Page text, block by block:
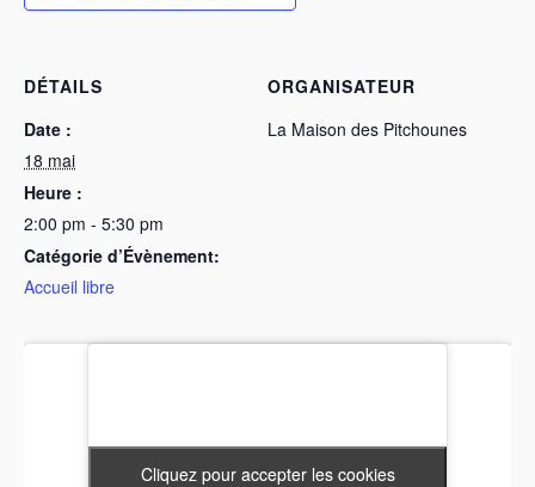
DÉTAILS
Date :
18 mai
Heure :
2:00 pm - 5:30 pm
Catégorie d’Évènement:
Accueil libre
ORGANISATEUR
La Maison des Pitchounes
Cliquez pour accepter les cookies
Cliquez pour accepter les cookies